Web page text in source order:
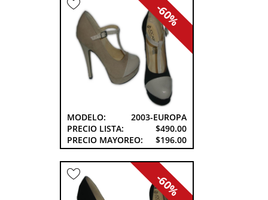
-60%
MODELO:
2003-EUROPA
PRECIO LISTA:
$490.00
PRECIO MAYOREO:
$196.00
-60%